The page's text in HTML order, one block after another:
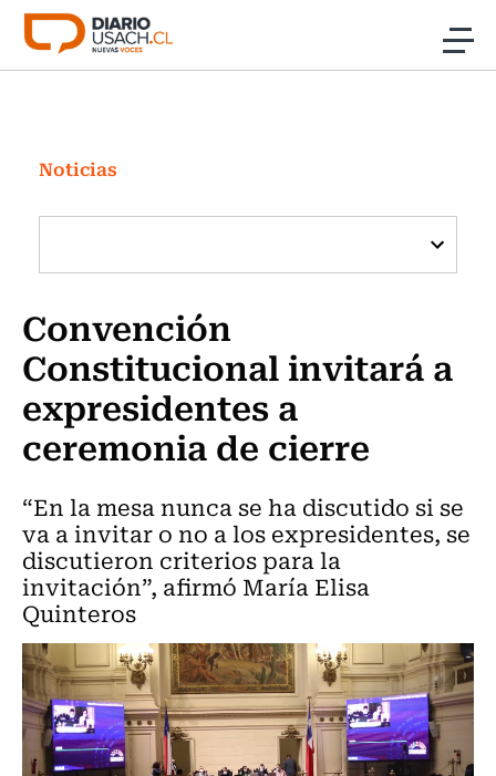
Click acá para ir directamente al contenido
Investigación
Cultura
Programas Radio y TV Usach
Noticias
Convención
Constitucional invitará a
expresidentes a
ceremonia de cierre
“En la mesa nunca se ha discutido si se
va a invitar o no a los expresidentes, se
discutieron criterios para la
invitación”, afirmó María Elisa
Quinteros